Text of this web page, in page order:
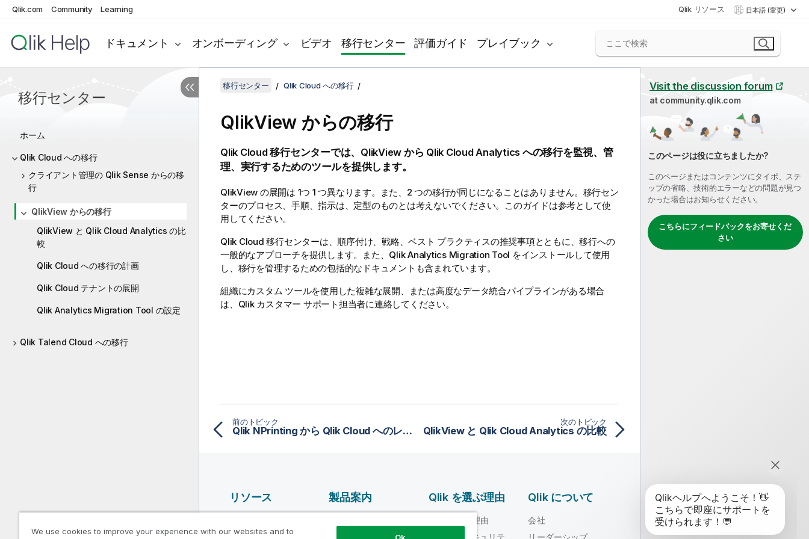
Qlik.com Community Learning Qlik リソース 日本語 (変更)
ドキュメント オンボーディング ビデオ 移行センター 評価ガイド プレイブック
移行センター
ホーム
Qlik Cloud への移行
クライアント管理の Qlik Sense からの移
行
QlikView からの移行
QlikView と Qlik Cloud Analytics の比
較
Qlik Cloud への移行の計画
Qlik Cloud テナントの展開
Qlik Analytics Migration Tool の設定
Qlik Talend Cloud への移行
Visit the discussion forum
at community.qlik.com
このページは役に立ちましたか?
このページまたはコンテンツにタイポ、ステ
ップの省略、技術的エラーなどの問題が見つ
かった場合はお知らせください。
こちらにフィードバックをお寄せくだ
さい
移行センター Qlik Cloud への移行
QlikView からの移行
Qlik Cloud移行センターでは、 QlikView から Qlik Cloud Analytics への移行を監視、管
理、実行するためのツールを提供します。
QlikView の展開は 1つ 1 つ異なります。また、2 つの移行が同じになることはありません。移行セン
ターのプロセス、手順、指示は、定型のものとは考えないでください。このガイドは参考として使
用してください。
Qlik Cloud 移行センターは、順序付け、戦略、ベスト プラクティスの推奨事項とともに、移行への
一般的なアプローチを提供します。また、 Qlik Analytics Migration Tool をインストールして使用
し、移行を管理するための包括的なドキュメントも含まれています。
組織にカスタム ツールを使用した複雑な展開、または高度なデータ統合パイプラインがある場合
は、 Qlikカスタマー サポート担当者に連絡してください。
前のトピック
Qlik NPrinting から Qlik Cloud へのレポート テンプレートのエクスポート
次のトピック
QlikView と Qlik Cloud Analytics の比較
リソース
Qlik Developer
製品案内
品質
Qlik を選ぶ理由
Qlik を選ぶ理由
信頼性とセキュリテ
Qlik について
会社
リーダーシップ
We use cookies to improve your experience with our websites and to